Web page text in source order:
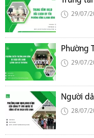
29/07/
Phường
29/07/
Người
28/07/